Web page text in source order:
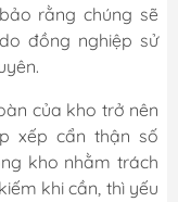
rằng chúng sẽ
đồng nghiệp sử
của kho trở nên
xếp cẩn thận số
kho nhằm trách
khi cần, thì yếu